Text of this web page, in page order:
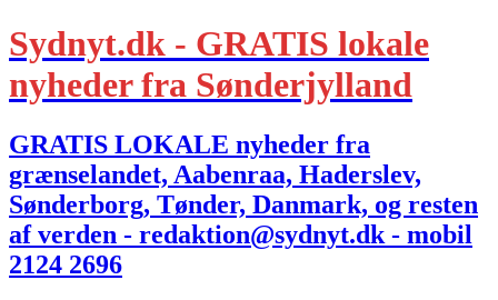
Sydnyt.dk - GRATIS lokale
nyheder fra Sønderjylland
GRATIS LOKALE nyheder fra
grænselandet, Aabenraa, Haderslev,
Sønderborg, Tønder, Danmark, og resten
af verden - redaktion@sydnyt.dk - mobil
2124 2696